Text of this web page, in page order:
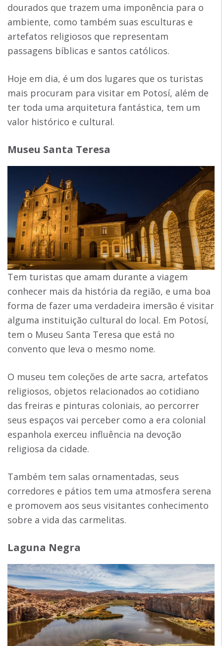
dourados que trazem uma imponência para o
ambiente, como também suas esculturas e
artefatos religiosos que representam
passagens bíblicas e santos católicos.
Hoje em dia, é um dos lugares que os turistas
mais procuram para visitar em Potosí, além de
ter toda uma arquitetura fantástica, tem um
valor histórico e cultural.
Museu Santa Teresa
Tem turistas que amam durante a viagem
conhecer mais da história da região, e uma boa
forma de fazer uma verdadeira imersão é visitar
alguma instituição cultural do local. Em Potosí,
tem o Museu Santa Teresa que está no
convento que leva o mesmo nome.
O museu tem coleções de arte sacra, artefatos
religiosos, objetos relacionados ao cotidiano
das freiras e pinturas coloniais, ao percorrer
seus espaços vai perceber como a era colonial
espanhola exerceu influência na devoção
religiosa da cidade.
Também tem salas ornamentadas, seus
corredores e pátios tem uma atmosfera serena
e promovem aos seus visitantes conhecimento
sobre a vida das carmelitas.
Laguna Negra